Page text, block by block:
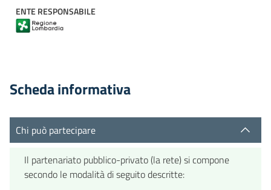
ENTE RESPONSABILE
Scheda informativa
Chi può partecipare
Il partenariato pubblico-privato (la rete) si compone
secondo le modalità di seguito descritte: